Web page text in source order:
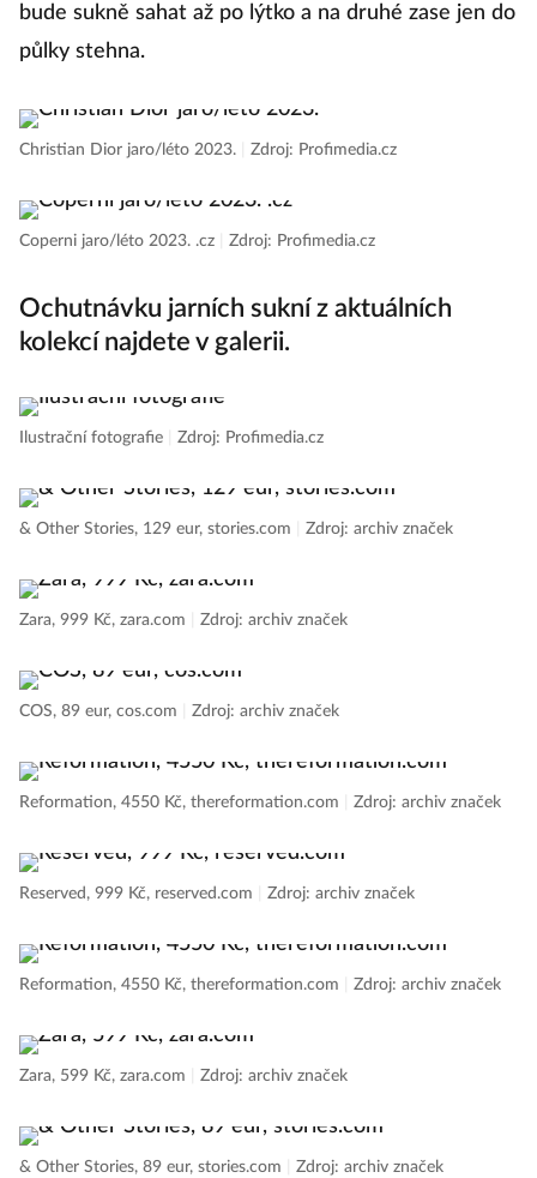
bude sukně sahat až po lýtko a na druhé zase jen do
půlky stehna.
Christian Dior jaro/léto 2023. Zdroj: Profimedia.cz
Coperni jaro/léto 2023. .cz Zdroj: Profimedia.cz
Ochutnávku jarních sukní z aktuálních
kolekcí najdete v galerii.
Ilustrační fotografie Zdroj: Profimedia.cz
& Other Stories, 129 eur, stories.com Zdroj: archiv značek
Zara, 999 Kč, zara.com Zdroj: archiv značek
COS, 89 eur, cos.com Zdroj: archiv značek
Reformation, 4550 Kč, thereformation.com Zdroj: archiv značek
Reserved, 999 Kč, reserved.com Zdroj: archiv značek
Reformation, 4550 Kč, thereformation.com Zdroj: archiv značek
Zara, 599 Kč, zara.com Zdroj: archiv značek
& Other Stories, 89 eur, stories.com Zdroj: archiv značek